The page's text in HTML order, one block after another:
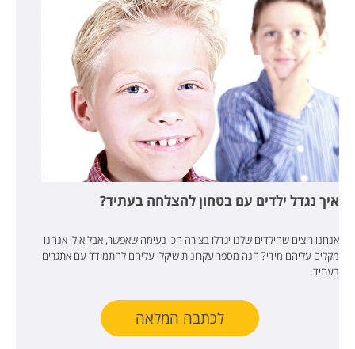
איך נגדל ילדים עם בטחון להצלחה בעתיד?
אנחנו רוצים שהילדים שלנו יגדלו בצורה הכי נעימה שאפשר, אבל אולי אנחנו
מקלים עליהם מידי? הנה מספר עקרונות שיקלו עליהם להתמודד עם אתגרים
בעתיד.
לכתבה המלאה